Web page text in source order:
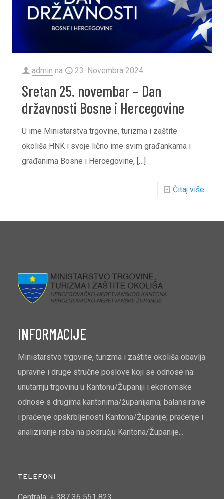
admin na 23. Novembra 2024.
Sretan 25. novembar – Dan
državnosti Bosne i Hercegovine
U ime Ministarstva trgovine, turizma i zaštite
okoliša HNK i svoje lično ime svim građankama i
građanima Bosne i Hercegovine, […]
Čitaj više
INFORMACIJE
Ministarstvo trgovine, turizma i zaštite okoliša obavlja
upravne i druge stručne poslove koji se odnose na:
unutarnju trgovinu u Kantonu/Županiji i ekonomske
odnose s drugima kantonima/županijama; balansiranje
i praćenje opskrbljenosti Kantona/Županije; praćenje i
analiziranje roba na području Kantona/Županije...
TELEFONI
Centrala: + 387 36 551 823